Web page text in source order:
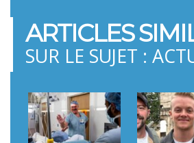
ARTICLES
SUR LE SUJET :